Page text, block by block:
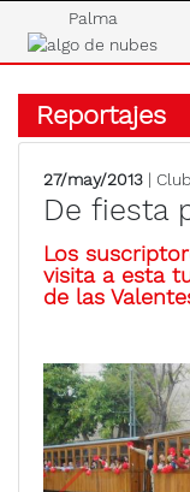
Palma
Reportajes
27/may/2013 |
De fiesta
Los
visita a esta
de las